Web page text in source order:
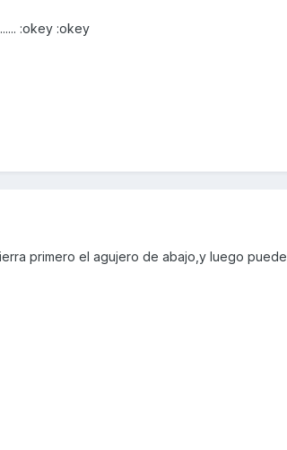
:okey :okey
primero el agujero de abajo,y luego